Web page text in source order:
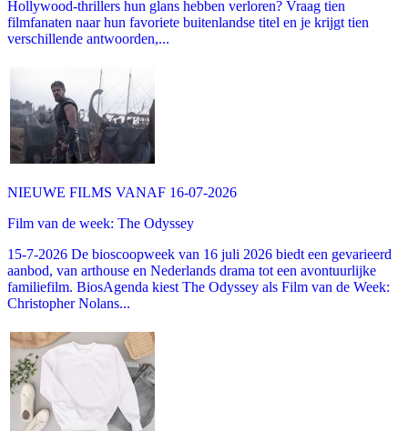
Hollywood-thrillers hun glans hebben verloren? Vraag tien
filmfanaten naar hun favoriete buitenlandse titel en je krijgt tien
verschillende antwoorden,...
NIEUWE FILMS VANAF 16-07-2026
Film van de week: The Odyssey
15-7-2026 De bioscoopweek van 16 juli 2026 biedt een gevarieerd
aanbod, van arthouse en Nederlands drama tot een avontuurlijke
familiefilm. BiosAgenda kiest The Odyssey als Film van de Week:
Christopher Nolans...